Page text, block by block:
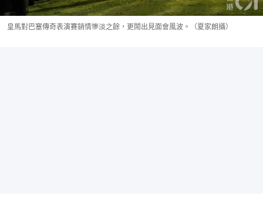
皇馬對巴塞傳奇表演賽銷情慘淡之餘，更鬧出見面會風波。（夏家朗攝）